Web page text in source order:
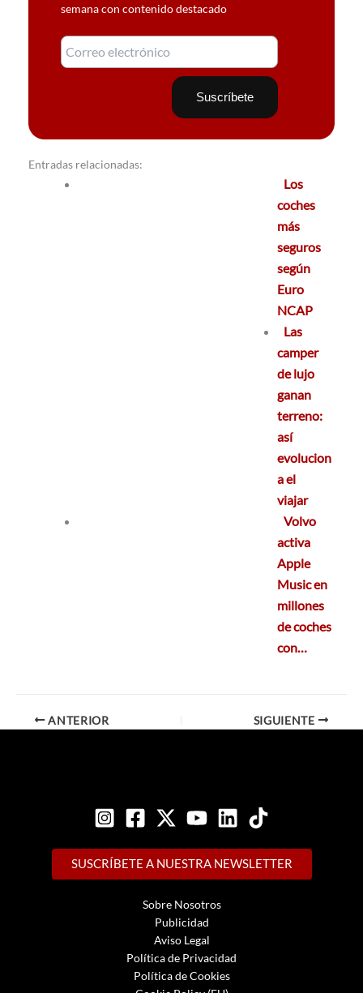
semana con contenido destacado
Entradas relacionadas:
Los
coches
más
seguros
según
Euro
NCAP
Las
camper
de lujo
ganan
terreno:
así
evolucion
a el
viajar
Volvo
activa
Apple
Music en
millones
de coches
con…
ANTERIOR SIGUIENTE
SUSCRÍBETE A NUESTRA NEWSLETTER
Sobre Nosotros
Publicidad
Aviso Legal
Política de Privacidad
Política de Cookies